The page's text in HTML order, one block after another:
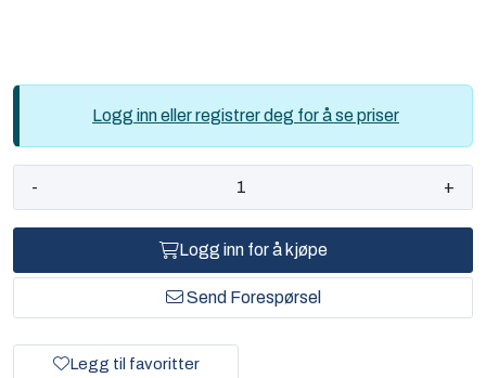
Logg inn eller registrer deg for å se priser
- +
Logg inn for å kjøpe
Send Forespørsel
Legg til favoritter